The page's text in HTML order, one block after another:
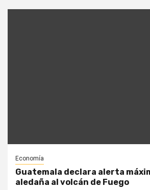
Economía
Guatemala declara alerta
aledaña al volcán de Fuego